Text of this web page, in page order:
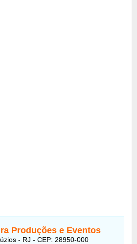
Produções e Eventos
- RJ - CEP: 28950-000